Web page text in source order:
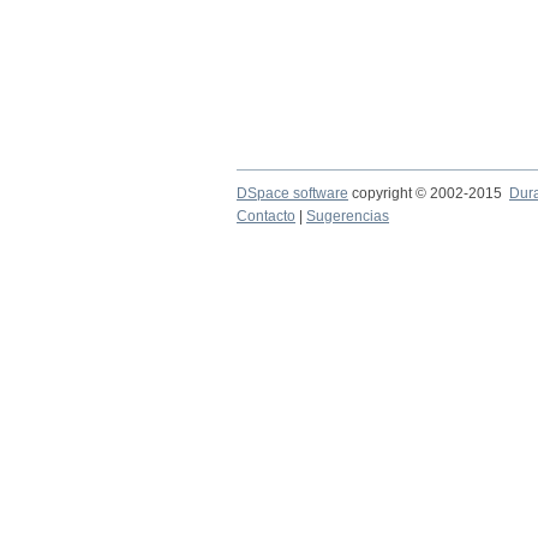
DSpace software copyright © 2002-2015
Contacto
Sugerencias